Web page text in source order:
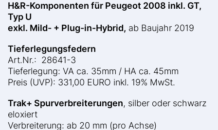
H&R-Komponenten für Peugeot 2008 inkl. GT,
Typ U
exkl. Mild- + Plug-in-Hybrid, ab Baujahr 2019
Tieferlegungsfedern
Art.Nr.: 28641-3
Tieferlegung: VA ca. 35mm / HA ca. 45mm
Preis (UVP): 331,00 EURO inkl. 19% MwSt.
Trak+ Spurverbreiterungen, silber oder schwarz
eloxiert
Verbreiterung: ab 20 mm (pro Achse)